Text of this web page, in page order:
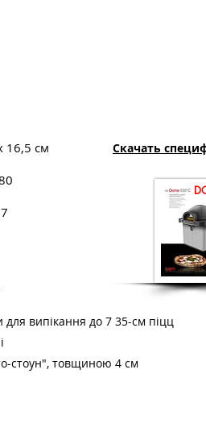
16,5 см
Скачать
випікання до 7 35-см піцц
стоун", товщиною 4 см